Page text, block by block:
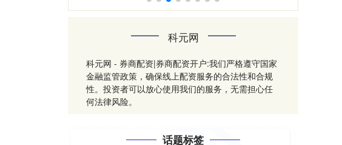
科元网
科元网 - 券商配资|券商配资开户:我们严格遵守国家
金融监管政策，确保线上配资服务的合法性和合规
性。投资者可以放心使用我们的服务，无需担心任
何法律风险。
话题标签